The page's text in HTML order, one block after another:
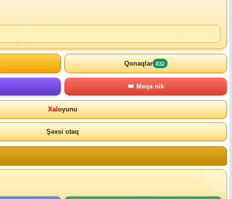
Qonaqlar 832
👑 Meqa nik
Xaloyunu
Şəxsi otaq